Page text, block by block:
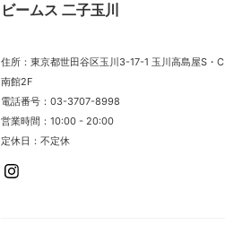
ビームス 二子玉川
住所：東京都世田谷区玉川3-17-1 玉川高島屋S・C
南館2F
電話番号：03-3707-8998
営業時間：10:00 - 20:00
定休日：不定休